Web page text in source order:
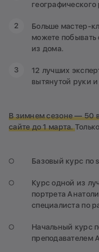
Больше мастер-
можете побывать
из дома.
12 лучших
вытянутой руки
В зимнем сезоне — 50
сайте до 1 марта.
Базовый курс по
Курс одной из
портрета
специалиста по
Начальный курс
преподавателем